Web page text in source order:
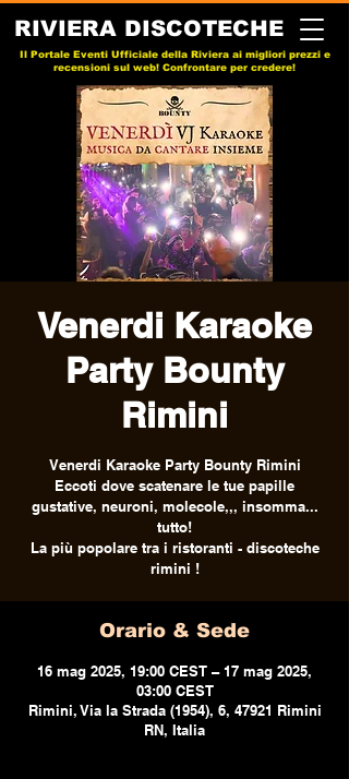
RIVIERA DISCOTECHE
Il Portale Eventi Ufficiale della Riviera ai migliori prezzi e
recensioni sul web! Confrontare per credere!
Venerdi Karaoke
Party Bounty
Rimini
Venerdi Karaoke Party Bounty Rimini
Eccoti dove scatenare le tue papille
gustative, neuroni, molecole,,, insomma...
tutto!
La più popolare tra i ristoranti - discoteche
rimini !
Orario & Sede
16 mag 2025, 19:00 CEST – 17 mag 2025,
03:00 CEST
Rimini, Via la Strada (1954), 6, 47921 Rimini
RN, Italia